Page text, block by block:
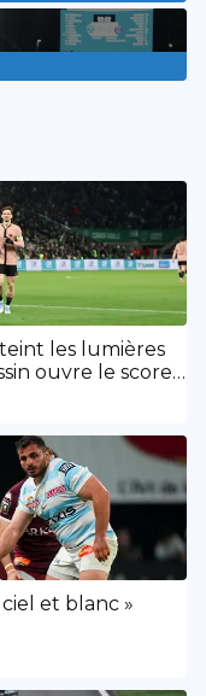
les lumières
ouvre le score,
ciel et blanc »